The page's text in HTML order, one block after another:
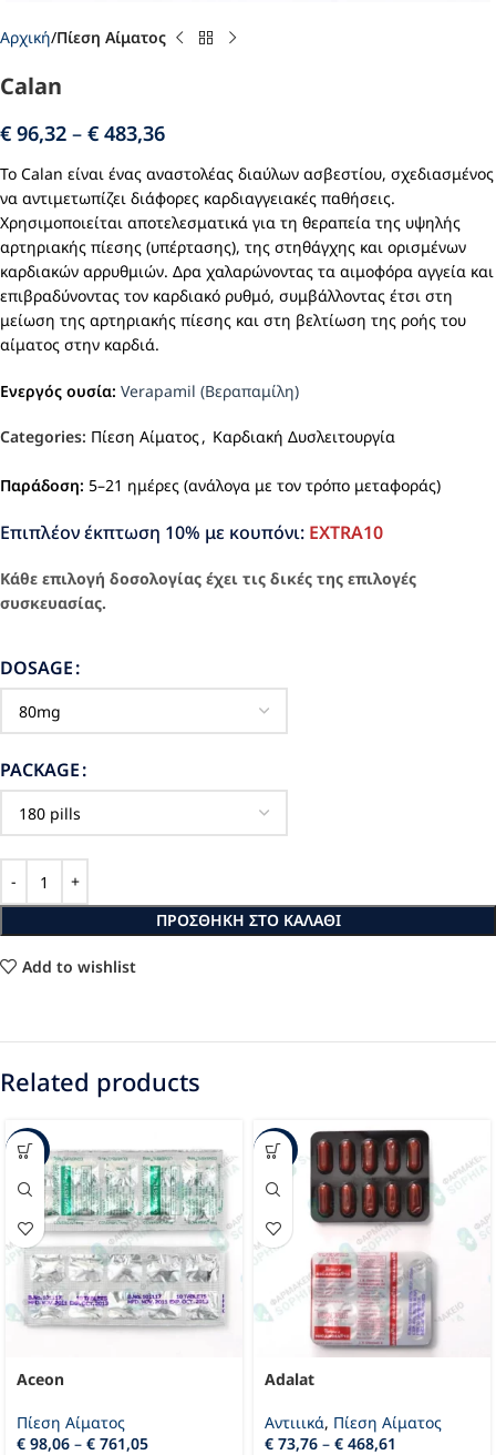
Αρχική Πίεση Αίματος
Calan
€ 96,32 – € 483,36
Το Calan είναι ένας αναστολέας διαύλων ασβεστίου, σχεδιασμένος
να αντιμετωπίζει διάφορες καρδιαγγειακές παθήσεις.
Χρησιμοποιείται αποτελεσματικά για τη θεραπεία της υψηλής
αρτηριακής πίεσης (υπέρτασης), της στηθάγχης και ορισμένων
καρδιακών αρρυθμιών. Δρα χαλαρώνοντας τα αιμοφόρα αγγεία και
επιβραδύνοντας τον καρδιακό ρυθμό, συμβάλλοντας έτσι στη
μείωση της αρτηριακής πίεσης και στη βελτίωση της ροής του
αίματος στην καρδιά.
Ενεργός ουσία: Verapamil (Βεραπαμίλη)
Categories: Πίεση Αίματος , Καρδιακή Δυσλειτουργία
Παράδοση: 5–21 ημέρες (ανάλογα με τον τρόπο μεταφοράς)
Επιπλέον έκπτωση 10% με κουπόνι: EXTRA10
Κάθε επιλογή δοσολογίας έχει τις δικές της επιλογές
συσκευασίας.
DOSAGE
PACKAGE
ΠΡΟΣΘΉΚΗ ΣΤΟ ΚΑΛΆΘΙ
Add to wishlist
Related products
-37%
Aceon
Πίεση Αίματος
€ 98,06 – € 761,05
-63%
Adalat
Αντιιικά, Πίεση Αίματος
€ 73,76 – € 468,61